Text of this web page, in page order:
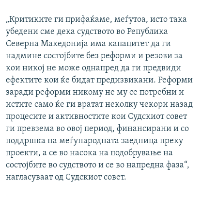
„Критиките ги прифаќаме, меѓутоа, исто така
убедени сме дека судството во Република
Северна Македонија има капацитет да ги
надмине состојбите без реформи и резови за
кои никој не може однапред да ги предвиди
ефектите кои ќе бидат предизвикани. Реформи
заради реформи никому не му се потребни и
истите само ќе ги вратат неколку чекори назад
процесите и активностите кои Судскиот совет
ги превзема во овој период, финансирани и со
поддршка на меѓународната заедница преку
проекти, а се во насока на подобрување на
состојбите во судството и се во напредна фаза“,
нагласуваат од Судскиот совет.